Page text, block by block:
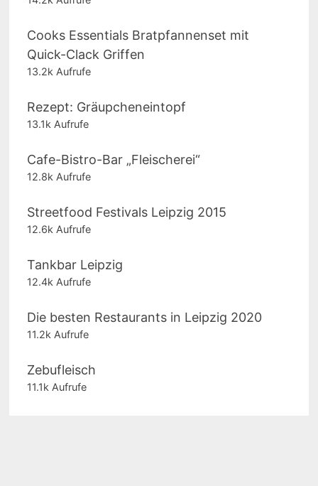
Cooks Essentials Bratpfannenset mit
Quick-Clack Griffen
13.2k Aufrufe
Rezept: Gräupcheneintopf
13.1k Aufrufe
Cafe-Bistro-Bar „Fleischerei“
12.8k Aufrufe
Streetfood Festivals Leipzig 2015
12.6k Aufrufe
Tankbar Leipzig
12.4k Aufrufe
Die besten Restaurants in Leipzig 2020
11.2k Aufrufe
Zebufleisch
11.1k Aufrufe